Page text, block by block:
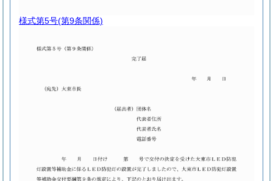
様式第5号(第9条関係)